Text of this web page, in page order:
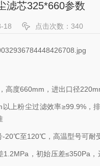
滤芯325*660参数
18 点击次数：340
高度660mm，进出口径
以上粉尘过滤效率≥99.9%，
-20℃至120℃，高温型号可耐
1.2MPa，初始压差≤350Pa